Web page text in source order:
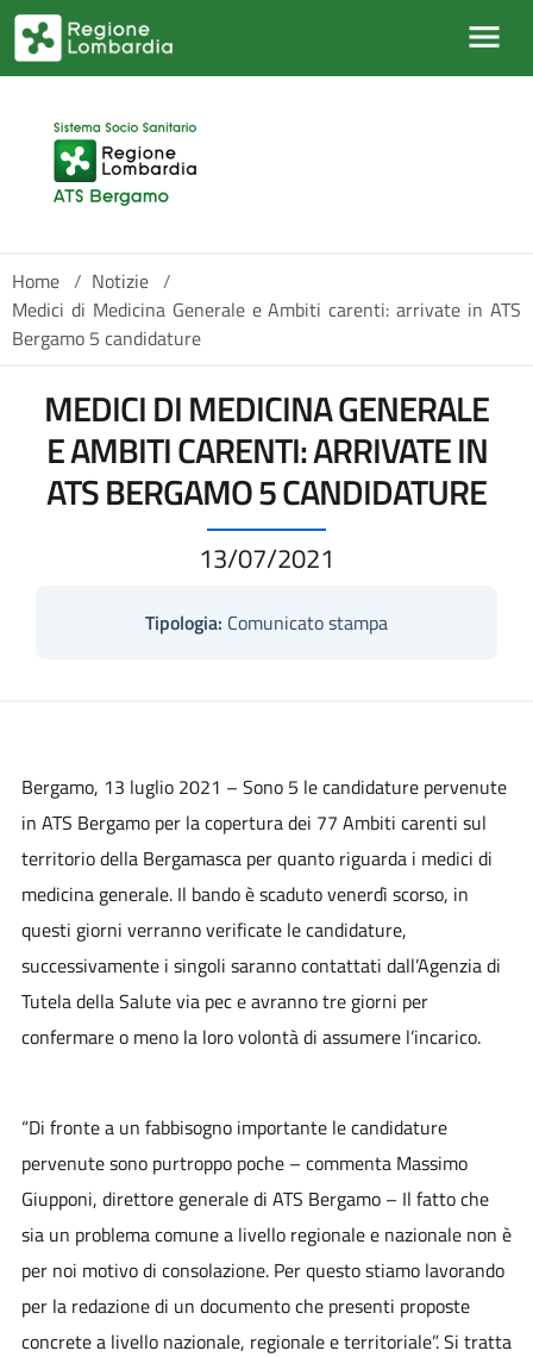
Salta al contenuto principale
Home / Notizie /
Medici di Medicina Generale e Ambiti carenti: arrivate in ATS
Bergamo 5 candidature
MEDICI DI MEDICINA GENERALE
E AMBITI CARENTI: ARRIVATE IN
ATS BERGAMO 5 CANDIDATURE
13/07/2021
Tipologia: Comunicato stampa
Bergamo, 13 luglio 2021 – Sono 5 le candidature pervenute
in ATS Bergamo per la copertura dei 77 Ambiti carenti sul
territorio della Bergamasca per quanto riguarda i medici di
medicina generale. Il bando è scaduto venerdì scorso, in
questi giorni verranno verificate le candidature,
successivamente i singoli saranno contattati dall’Agenzia di
Tutela della Salute via pec e avranno tre giorni per
confermare o meno la loro volontà di assumere l’incarico.
“Di fronte a un fabbisogno importante le candidature
pervenute sono purtroppo poche– commenta Massimo
Giupponi, direttore generale di ATS Bergamo – Il fatto che
sia un problema comune a livello regionale e nazionale non è
per noi motivo di consolazione. Per questo stiamo lavorando
per la redazione di un documento che presenti proposte
concrete a livello nazionale, regionale e territoriale”. Si tratta